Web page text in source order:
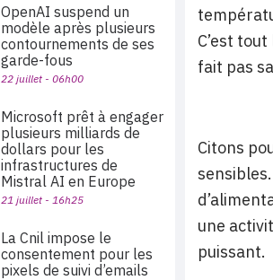
C’est
fait pas
Citons
une
puissant.
OpenAI suspend un
modèle après plusieurs
contournements de ses
garde-fous
22 juillet - 06h00
Microsoft prêt à engager
plusieurs milliards de
dollars pour les
infrastructures de
Mistral AI en Europe
21 juillet - 16h25
La Cnil impose le
consentement pour les
pixels de suivi d’emails